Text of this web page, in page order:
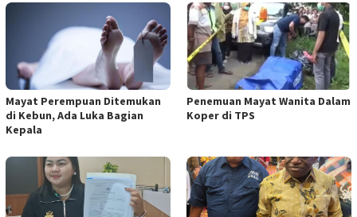
Mayat Perempuan Ditemukan
di Kebun, Ada Luka Bagian
Kepala
Penemuan Mayat Wanita Dalam
Koper di TPS